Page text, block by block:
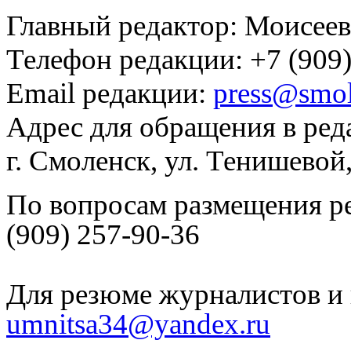
Главный редактор:
Телефон редакции: +7
Email редакции:
Адрес для обращения в
г. Смоленск, ул.
По вопросам размещения
(909) 257-90-36
Для резюме журналистов и
umnitsa34@yandex.ru